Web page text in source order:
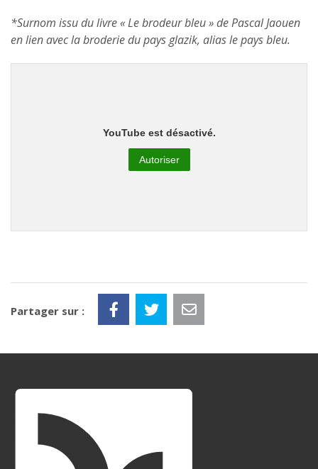
*Surnom issu du livre « Le brodeur bleu » de Pascal Jaouen
en lien avec la broderie du pays glazik, alias le pays bleu.
YouTube est désactivé.
Autoriser
Partager sur :